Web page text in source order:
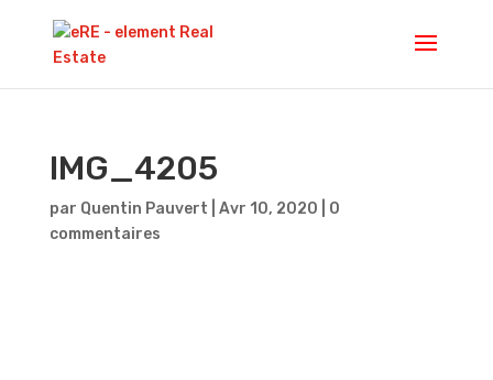
IMG_4205
par Quentin Pauvert Avr 10, 2020
0
commentaires